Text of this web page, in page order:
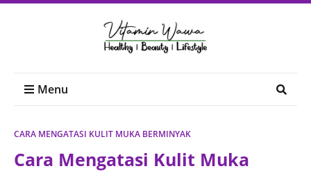
Menu
CARA MENGATASI KULIT MUKA BERMINYAK
Cara Mengatasi Kulit Muka